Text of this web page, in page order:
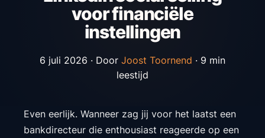
voor financiële
instellingen
6 juli 2026 · Door Joost Toornend · 9 min
leestijd
Even eerlijk. Wanneer zag jij voor het laatst een
bankdirecteur die enthousiast reageerde op een